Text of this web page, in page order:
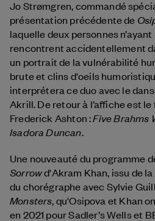
Jo Strømgren, commandé
présentation précédente de
laquelle deux personnes
rencontrent accidentellement
un portrait de la vulnérabilité
brute et clins d'oeils
interprétera ce duo avec le
Akrill. De retour à l’affiche est
Frederick Ashton :Five Brahms
Isadora Duncan
Une nouveauté du programme
Sorrowd'Akram Khan, issu de
du chorégraphe avec Sylvie
Monsters , qu'Osipova et Khan
en 2021 pour Sadler’s Wells et